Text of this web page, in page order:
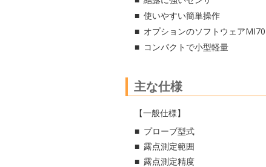
使いやすい簡単操作
オプションのソフトウェア
コンパクトで小型軽量
主な仕様
【一般仕様】
プローブ型式
露点測定範囲
露点測定精度